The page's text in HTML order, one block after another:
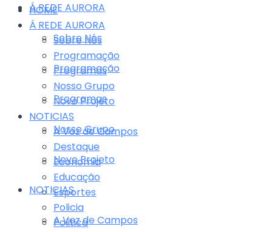
Á REDE AURORA
Sobre Nós
Programação
Programas
Nosso Grupo
Novo Projeto
NOTICIAS
A Voz de Campos
HOME
Á REDE AURORA
Sobre Nós
Programação
Programas
Nosso Grupo
Novo Projeto
NOTICIAS
A Voz de Campos
Destaque
Economia
Educação
Esportes
Policia
Politica